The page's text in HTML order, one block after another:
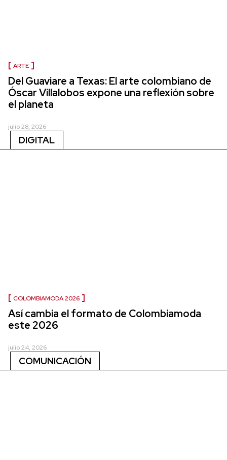
ARTE
Del Guaviare a Texas: El arte colombiano de
Óscar Villalobos expone una reflexión sobre
el planeta
julio 28, 2026
DIGITAL
COLOMBIAMODA 2026
Así cambia el formato de Colombiamoda
este 2026
julio 24, 2026
COMUNICACIÓN